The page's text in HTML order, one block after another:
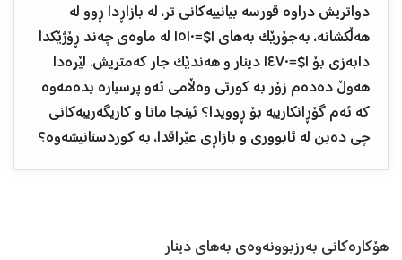
دواتریش دراوە قورسە بیانییەکانی تر، لە بازاڕدا ڕوو لە
هەڵکشانە، بەجۆرێک بەهای ١$=١٥١٠ لە ماوەی چەند ڕۆژێکدا
دابەزی بۆ ١$=١٤٧٠ دینار و هەندێک جار کەمتریش. لێرەدا
هەوڵ دەدەم زۆر بە کورتی وەڵامی ئەو پرسیارە بدەمەوە
کە ئەم گۆڕانکارییە بۆ ڕوویدا؟ ئینجا مانا و کاریگەرییەکانی
چی دەبن لە ئابووری و بازاڕی عێراقدا، بە کوردستانیشەوە؟
هۆکارەکانی بەرزبوونەوەی بەهای دینار